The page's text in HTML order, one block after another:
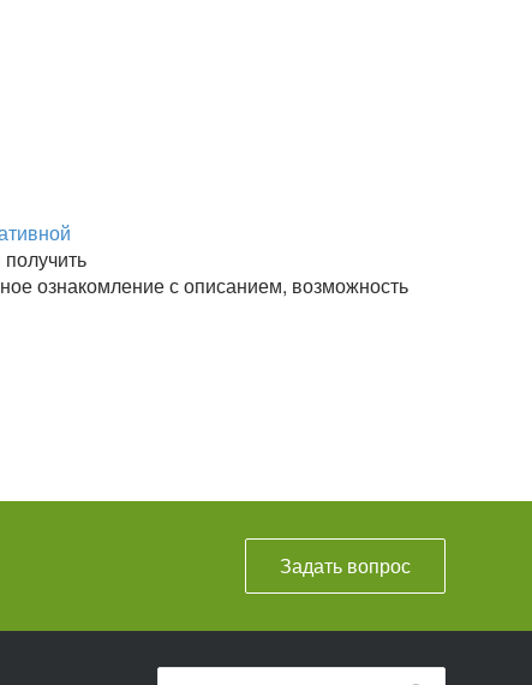
ознакомление с описанием, возможность
Задать вопрос